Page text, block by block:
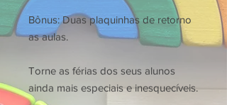
Bônus: Duas plaquinhas de retorno
as aulas.
Torne as férias dos seus alunos
ainda mais especiais e inesquecíveis.